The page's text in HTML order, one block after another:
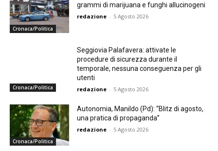
Cronaca/Politica
grammi di marijuana e funghi allucinogeni
redazione - 5 Agosto 2026
Cronaca/Politica
Seggiovia Palafavera: attivate le
procedure di sicurezza durante il
temporale, nessuna conseguenza per gli
utenti
redazione - 5 Agosto 2026
Cronaca/Politica
Autonomia, Manildo (Pd): “Blitz di agosto,
una pratica di propaganda”
redazione - 5 Agosto 2026